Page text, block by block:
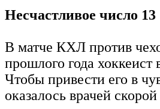
Несчастливое число 13
В матче КХЛ против
прошлого года хоккеист
Чтобы привести его в
оказалось врачей